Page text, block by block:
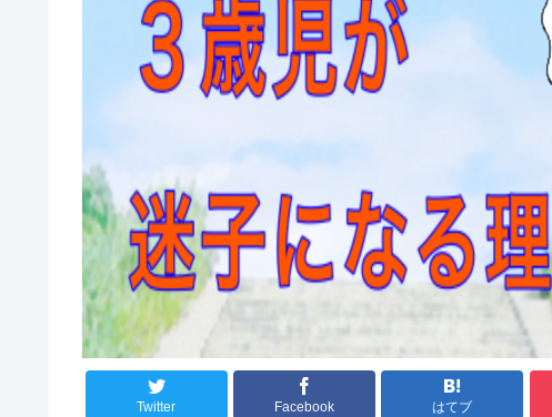
Twitter Facebook はてブ